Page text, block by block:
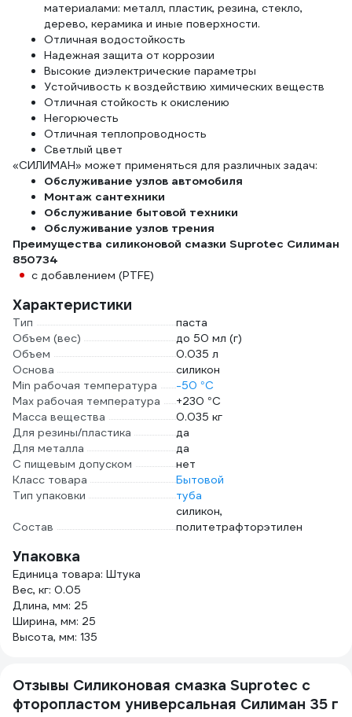
материалами: металл, пластик, резина, стекло,
дерево, керамика и иные поверхности.
Отличная водостойкость
Надежная защита от коррозии
Высокие диэлектрические параметры
Устойчивость к воздействию химических веществ
Отличная стойкость к окислению
Негорючесть
Отличная теплопроводность
Светлый цвет
«СИЛИМАН» может применяться для различных задач:
Обслуживание узлов автомобиля
Монтаж сантехники
Обслуживание бытовой техники
Обслуживание узлов трения
Преимущества силиконовой смазки Suprotec Силиман
850734
с добавлением (PTFE)
Характеристики
Тип
паста
Объем (вес)
до 50 мл (г)
Объем
0.035 л
Основа
силикон
Min рабочая температура
-50 °С
Max рабочая температура
+230 °С
Масса вещества
0.035 кг
Для резины/пластика
да
Для металла
да
С пищевым допуском
нет
Класс товара
Бытовой
Тип упаковки
туба
Состав
силикон,
политетрафторэтилен
Упаковка
Единица товара: Штука
Вес, кг: 0.05
Длина, мм: 25
Ширина, мм: 25
Высота, мм: 135
Отзывы Силиконовая смазка Suprotec с
фторопластом универсальная Силиман 35 г